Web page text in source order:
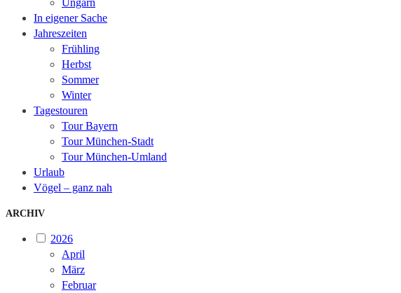
In eigener Sache
Jahreszeiten
Frühling
Herbst
Sommer
Winter
Tagestouren
Tour Bayern
Tour München-Stadt
Tour München-Umland
Urlaub
Vögel – ganz nah
ARCHIV
2026
April
März
Februar